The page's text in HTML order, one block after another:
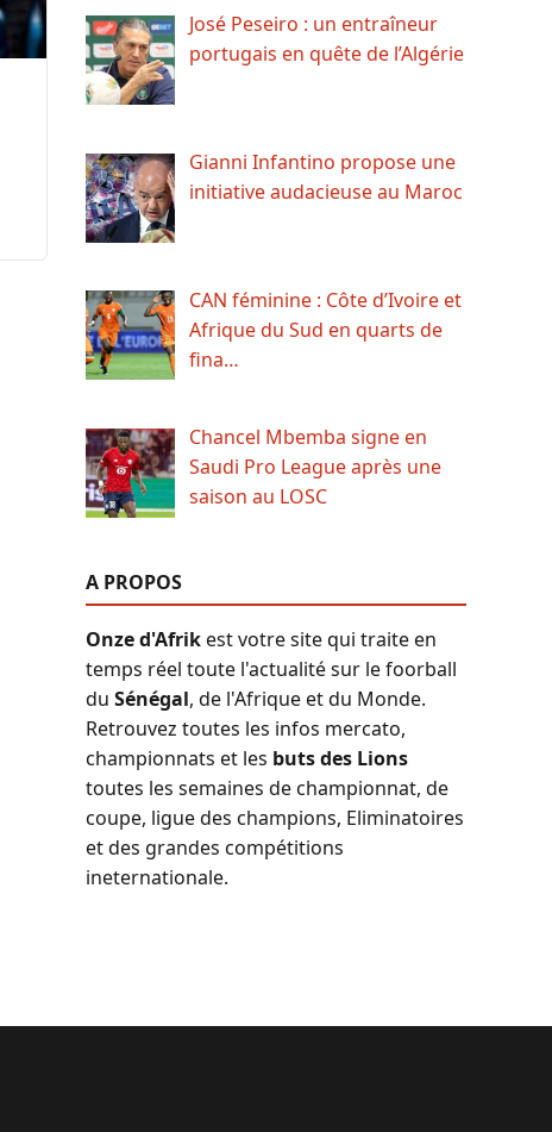
José Peseiro : un entraîneur
portugais en quête de l’Algérie
Gianni Infantino propose une
initiative audacieuse au Maroc
CAN féminine : Côte d’Ivoire et
Afrique du Sud en quarts de
fina…
Chancel Mbemba signe en
Saudi Pro League après une
saison au LOSC
A PROPOS
Onze d'Afrikest votre site qui traite en
temps réel toute l'actualité sur le foorball
du Sénégal, de l'Afrique et du Monde.
Retrouvez toutes les infos mercato,
championnats et les buts des Lions
toutes les semaines de championnat, de
coupe, ligue des champions, Eliminatoires
et des grandes compétitions
ineternationale.